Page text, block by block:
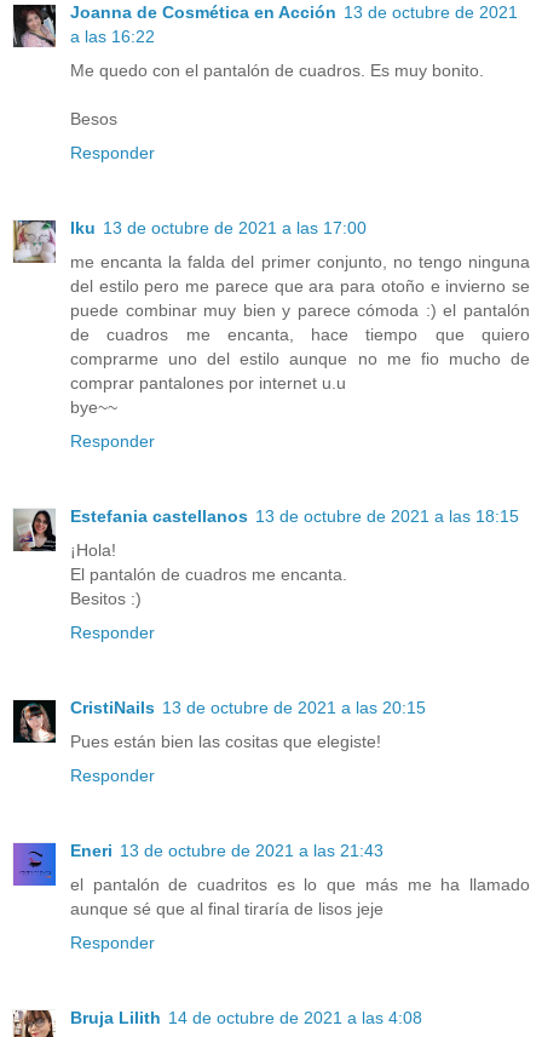
Joanna de Cosmética en Acción 13 de octubre de 2021
a las 16:22
Me quedo con el pantalón de cuadros. Es muy bonito.
Besos
Responder
Iku 13 de octubre de 2021 a las 17:00
me encanta la falda del primer conjunto, no tengo ninguna
del estilo pero me parece que ara para otoño e invierno se
puede combinar muy bien y parece cómoda :) el pantalón
de cuadros me encanta, hace tiempo que quiero
comprarme uno del estilo aunque no me fio mucho de
comprar pantalones por internet u.u
bye~~
Responder
Estefania castellanos 13 de octubre de 2021 a las 18:15
¡Hola!
El pantalón de cuadros me encanta.
Besitos :)
Responder
CristiNails 13 de octubre de 2021 a las 20:15
Pues están bien las cositas que elegiste!
Responder
Eneri 13 de octubre de 2021 a las 21:43
el pantalón de cuadritos es lo que más me ha llamado
aunque sé que al final tiraría de lisos jeje
Responder
Bruja Lilith 14 de octubre de 2021 a las 4:08